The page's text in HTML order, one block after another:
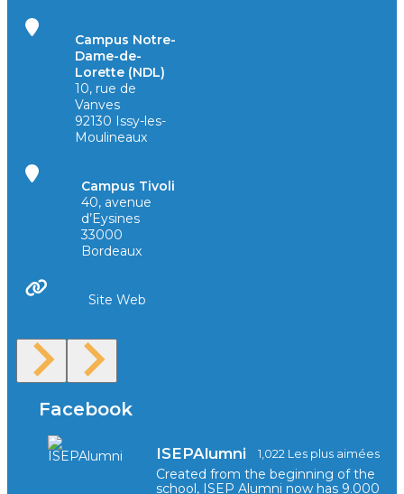
Campus Notre-
Dame-de-
Lorette (NDL)
10, rue de
Vanves
92130 Issy-les-
Moulineaux
Campus Tivoli
40, avenue
d’Eysines
33000
Bordeaux
Site Web
Facebook
ISEPAlumni 1,022 Les plus aimées
Created from the beginning of the
school, ISEP Alumni now has 9.000